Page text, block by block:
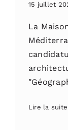
15 juillet
La
Lire la suite